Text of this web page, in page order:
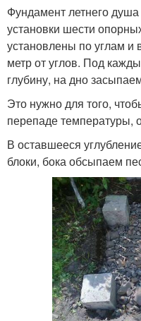
Фундамент летнего
установки шести
установлены по углам и
метр от углов. Под
глубину, на дно
Это нужно для того,
перепаде температуры,
В оставшееся
блоки, бока обсыпаем